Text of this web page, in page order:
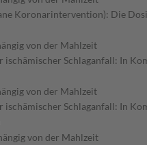
Koronarintervention): Die
von der Mahlzeit
Schlaganfall: In
von der Mahlzeit
Schlaganfall: In
von der Mahlzeit